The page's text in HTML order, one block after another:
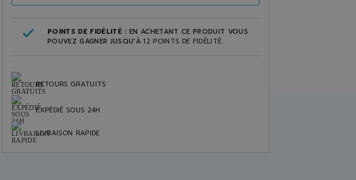
POINTS DE FIDÉLITÉ : EN ACHETANT CE PRODUIT VOUS
POUVEZ GAGNER JUSQU'À12 POINTS DE FIDÉLITÉ.
RETOURS GRATUITS
EXPÉDIÉ SOUS 24H
LIVRAISON RAPIDE